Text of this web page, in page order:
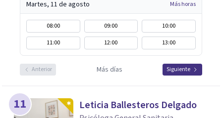
Martes, 11 de agosto Más horas
08:00 09:00
10:00
11:00
12:00 13:00
Anterior Más días Siguiente
11 Leticia Ballesteros Delgado